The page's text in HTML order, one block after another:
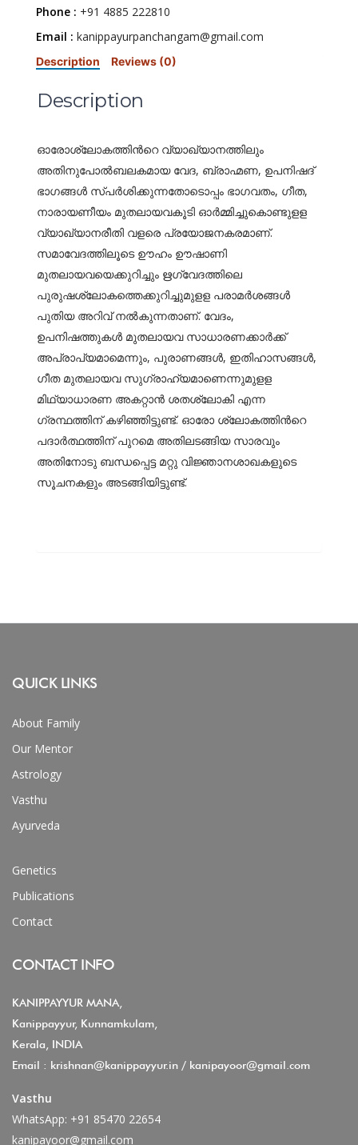
Phone : +91 4885 222810
Email : kanippayurpanchangam@gmail.com
Description Reviews (0)
Description
ഓരോശ്ലോകത്തിന്റെ വ്യാഖ്യാനത്തിലും
അതിനുപോല്ബലകമായ വേദ, ബ്രാഹ്മണ, ഉപനിഷദ്
ഭാഗങ്ങള് സ്പര്ശിക്കുന്നതോടൊപ്പം ഭാഗവതം, ഗീത,
നാരായണീയം മുതലായവകൂടി ഓര്മ്മിച്ചുകൊണ്ടുളള
വ്യാഖ്യാനരീതി വളരെ പ്രയോജനകരമാണ്.
സമാവേദത്തിലൂടെ ഊഹം ഊഷാണി
മുതലായവയെക്കുറിച്ചും ഋഗ്വേദത്തിലെ
പുരുഷശ്ലോകത്തെക്കുറിച്ചുമുളള പരാമര്ശങ്ങള്
പുതിയ അറിവ് നല്കുന്നതാണ്. വേദം,
ഉപനിഷത്തുകള് മുതലായവ സാധാരണക്കാര്ക്ക്
അപ്രാപ്യമാമെന്നും, പുരാണങ്ങള്, ഇതിഹാസങ്ങള്,
ഗീത മുതലായവ സുഗ്രാഹ്യമാണെന്നുമുളള
മിഥ്യാധാരണ അകറ്റാന് ശതശ്ലോകി എന്ന
ഗ്രന്ഥത്തിന് കഴിഞ്ഞിട്ടുണ്ട്. ഓരോ ശ്ലോകത്തിന്റെ
പദാര്ത്ഥത്തിന് പുറമെ അതിലടങ്ങിയ സാരവും
അതിനോടു ബന്ധപ്പെട്ട മറ്റു വിജ്ഞാനശാഖകളുടെ
സൂചനകളും അടങ്ങിയിട്ടുണ്ട്.
QUICK LINKS
About Family
Our Mentor
Astrology
Vasthu
Ayurveda
Genetics
Publications
Contact
CONTACT INFO
KANIPPAYYUR MANA,
Kanippayyur, Kunnamkulam,
Kerala, INDIA
Email : krishnan@kanippayyur.in / kanipayoor@gmail.com
Vasthu
WhatsApp: +91 85470 22654
kanipayoor@gmail.com